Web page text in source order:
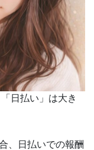
日払い」は大き
、日払いでの報酬